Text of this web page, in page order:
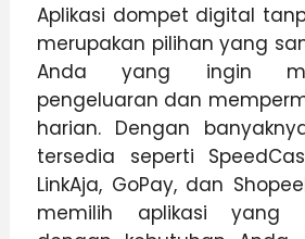
Aplikasi dompet digital
merupakan pilihan yang
Anda yang ingin
pengeluaran dan
harian. Dengan
tersedia seperti
LinkAja, GoPay, dan
memilih aplikasi yang